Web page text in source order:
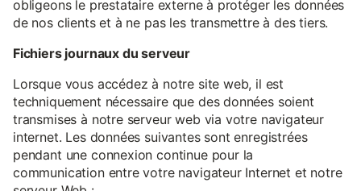
obligeons le prestataire externe à protéger les données
de nos clients et à ne pas les transmettre à des tiers.
Fichiers journaux du serveur
Lorsque vous accédez à notre site web, il est
techniquement nécessaire que des données soient
transmises à notre serveur web via votre navigateur
internet. Les données suivantes sont enregistrées
pendant une connexion continue pour la
communication entre votre navigateur Internet et notre